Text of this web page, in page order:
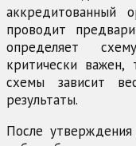
аккредитованный
проводит
определяет
критически
схемы зависит
результаты.
После